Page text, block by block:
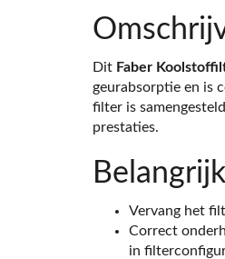
Dit Faber
geurabsorptie en is
filter is
prestaties.
Vervang het
Correct
in